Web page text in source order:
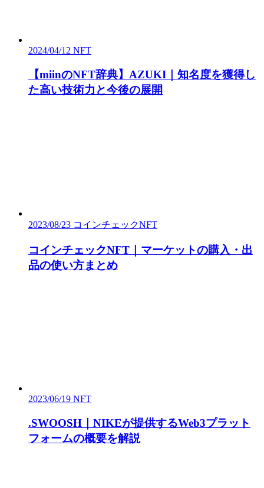
2024/04/12 NFT
【miinのNFT辞典】AZUKI｜知名度を獲得し
た高い技術力と今後の展開
2023/08/23 コインチェックNFT
コインチェックNFT｜マーケットの購入・出
品の使い方まとめ
2023/06/19 NFT
.SWOOSH｜NIKEが提供するWeb3プラット
フォームの概要を解説